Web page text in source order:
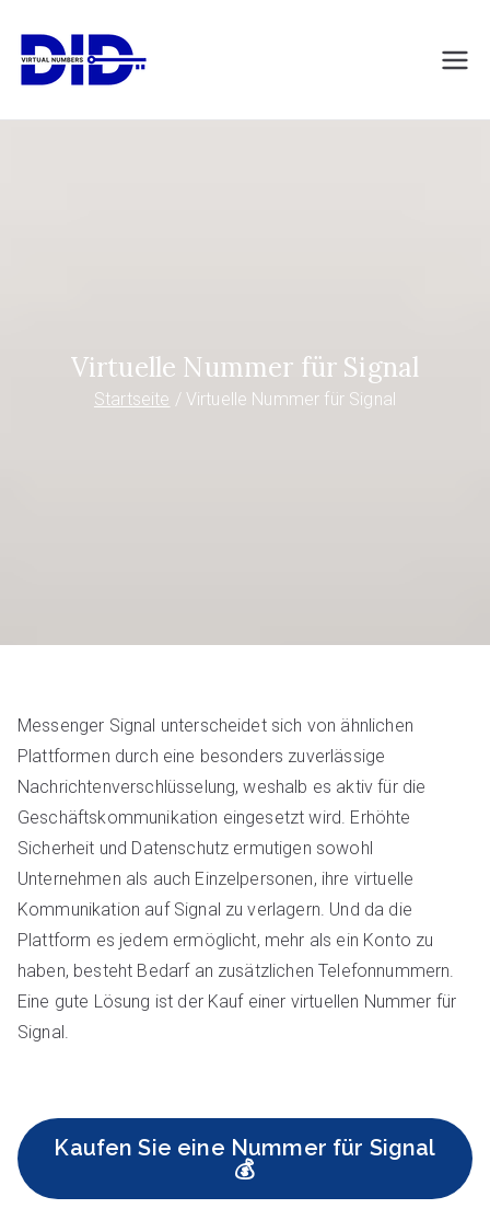
Inhalt
springen
DIDVirtualNumb
Virtuelle Nummer für Signal
Startseite Virtuelle Nummer für Signal
Messenger Signal unterscheidet sich von ähnlichen
Plattformen durch eine besonders zuverlässige
Nachrichtenverschlüsselung, weshalb es aktiv für die
Geschäftskommunikation eingesetzt wird. Erhöhte
Sicherheit und Datenschutz ermutigen sowohl
Unternehmen als auch Einzelpersonen, ihre virtuelle
Kommunikation auf Signal zu verlagern. Und da die
Plattform es jedem ermöglicht, mehr als ein Konto zu
haben, besteht Bedarf an zusätzlichen Telefonnummern.
Eine gute Lösung ist der Kauf einer virtuellen Nummer für
Signal.
Kaufen Sie eine Nummer für Signal
💰